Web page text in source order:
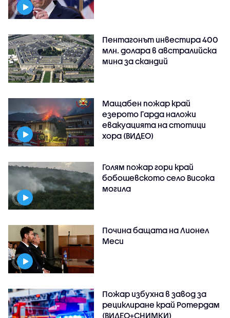
Пентагонът инвестира 400
млн. долара в австралийска
мина за скандий
Мащабен пожар край
езерото Гарда наложи
евакуацията на стотици
хора (ВИДЕО)
Голям пожар гори край
бобошевското село Висока
могила
Почина бащата на Лионел
Меси
Пожар избухна в завод за
рециклиране край Ротердам
(ВИДЕО+СНИМКИ)